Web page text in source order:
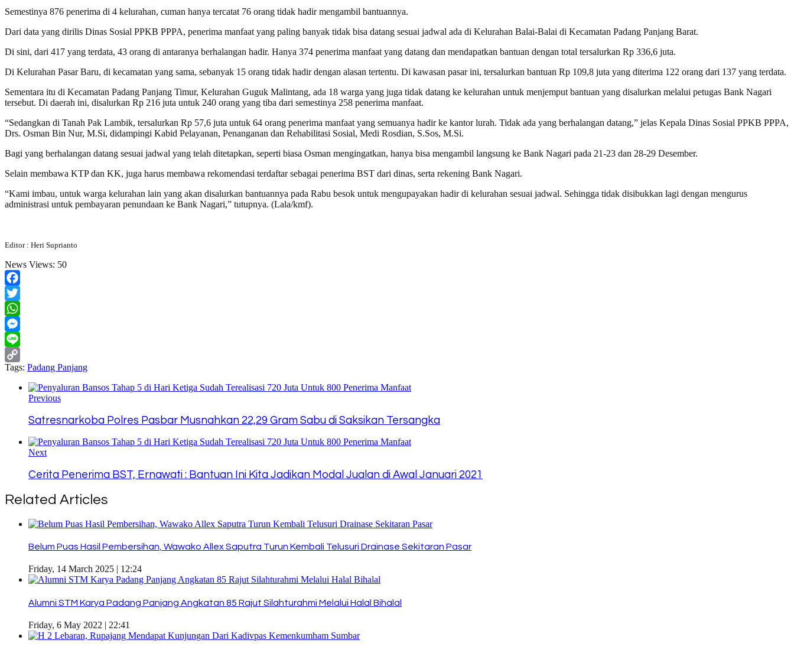
Semestinya 876 penerima di 4 kelurahan, cuman hanya tercatat 76 orang tidak hadir mengambil bantuannya.
Dari data yang dirilis Dinas Sosial PPKB PPPA, penerima manfaat yang paling banyak tidak bisa datang sesuai jadwal ada di Kelurahan Balai-Balai di Kecamatan Padang Panjang Barat.
Di sini, dari 417 yang terdata, 43 orang di antaranya berhalangan hadir. Hanya 374 penerima manfaat yang datang dan mendapatkan bantuan dengan total tersalurkan Rp 336,6 juta.
Di Kelurahan Pasar Baru, di kecamatan yang sama, sebanyak 15 orang tidak hadir dengan alasan tertentu. Di kawasan pasar ini, tersalurkan bantuan Rp 109,8 juta yang diterima 122 orang dari 137 yang terdata.
Sementara itu di Kecamatan Padang Panjang Timur, Kelurahan Guguk Malintang, ada 18 warga yang juga tidak datang ke kelurahan untuk menjemput bantuan yang disalurkan melalui petugas Bank Nagari
tersebut. Di daerah ini, disalurkan Rp 216 juta untuk 240 orang yang tiba dari semestinya 258 penerima manfaat.
“Sedangkan di Tanah Pak Lambik, tersalurkan Rp 57,6 juta untuk 64 orang penerima manfaat yang semuanya hadir ke kantor lurah. Tidak ada yang berhalangan datang,” jelas Kepala Dinas Sosial PPKB PPPA,
Drs. Osman Bin Nur, M.Si, didampingi Kabid Pelayanan, Penanganan dan Rehabilitasi Sosial, Medi Rosdian, S.Sos, M.Si.
Bagi yang berhalangan datang sesuai jadwal yang telah ditetapkan, seperti biasa Osman mengingatkan, hanya bisa mengambil langsung ke Bank Nagari pada 21-23 dan 28-29 Desember.
Selain membawa KTP dan KK, juga harus membawa rekomendasi terdaftar sebagai penerima BST dari dinas, serta rekening Bank Nagari.
“Kami imbau, untuk warga kelurahan lain yang akan disalurkan bantuannya pada Rabu besok untuk mengupayakan hadir di kelurahan sesuai jadwal. Sehingga tidak disibukkan lagi dengan mengurus
administrasi untuk pembayaran penundaan ke Bank Nagari,” tutupnya. (Lala/kmf).
Editor : Heri Suprianto
News Views: 50
Facebook
Twitter
WhatsApp
Messenger
Line
Copy
Link
Tags: Padang Panjang
Previous
Satresnarkoba Polres Pasbar Musnahkan 22,29 Gram Sabu di Saksikan Tersangka
Next
Cerita Penerima BST, Ernawati : Bantuan Ini Kita Jadikan Modal Jualan di Awal Januari 2021
Related Articles
Belum Puas Hasil Pembersihan, Wawako Allex Saputra Turun Kembali Telusuri Drainase Sekitaran Pasar
Friday, 14 March 2025 | 12:24
Alumni STM Karya Padang Panjang Angkatan 85 Rajut Silahturahmi Melalui Halal Bihalal
Friday, 6 May 2022 | 22:41